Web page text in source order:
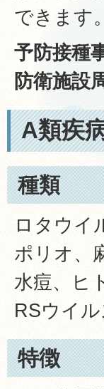
できます。
予防接種
防衛施設
A類疾
種類
ロタウイ
ポリオ、
水痘、ヒ
RSウイル
特徴